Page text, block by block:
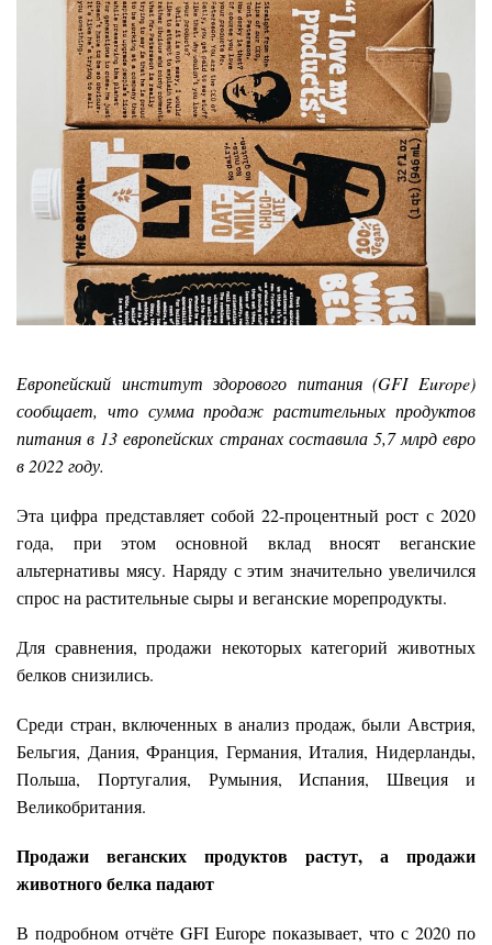
Европейский институт здорового питания (GFI Europe)
сообщает, что сумма продаж растительных продуктов
питания в 13 европейских странах составила 5,7 млрд евро
в 2022 году.
Эта цифра представляет собой 22-процентный рост с 2020
года, при этом основной вклад вносят веганские
альтернативы мясу. Наряду с этим значительно увеличился
спрос на растительные сыры и веганские морепродукты.
Для сравнения, продажи некоторых категорий животных
белков снизились.
Среди стран, включенных в анализ продаж, были Австрия,
Бельгия, Дания, Франция, Германия, Италия, Нидерланды,
Польша, Португалия, Румыния, Испания, Швеция и
Великобритания.
Продажи веганских продуктов растут, а продажи
животного белка падают
В подробном отчёте GFI Europe показывает, что с 2020 по